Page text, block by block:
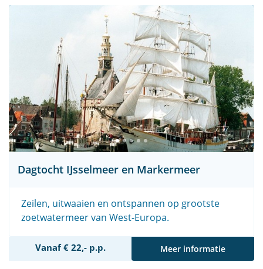
Dagtocht IJsselmeer en Markermeer
Zeilen, uitwaaien en ontspannen op grootste
zoetwatermeer van West-Europa.
Vanaf € 22,- p.p. Meer informatie